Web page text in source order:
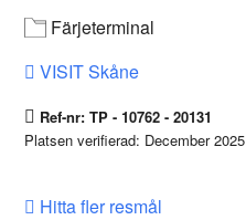
Färjeterminal
VISIT Skåne
Ref-nr: TP - 10762 - 20131
Platsen verifierad: December 2025
Hitta fler resmål